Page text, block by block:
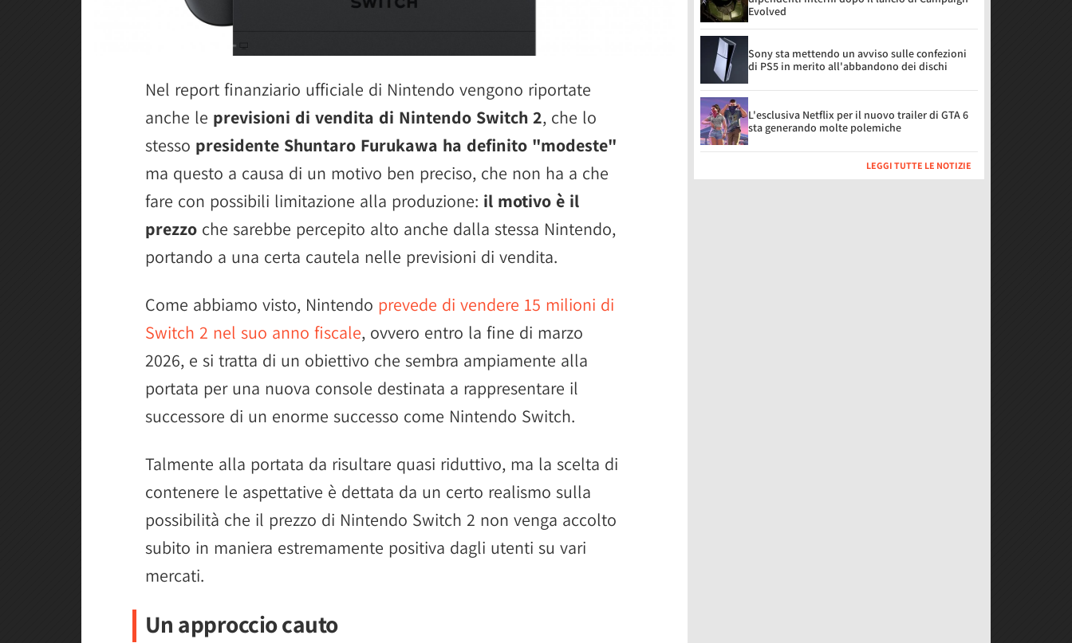
Nel report finanziario ufficiale di Nintendo vengono riportate
anche le previsioni di vendita di Nintendo Switch 2, che lo
stesso presidente Shuntaro Furukawa ha definito "modeste"
ma questo a causa di un motivo ben preciso, che non ha a che
fare con possibili limitazione alla produzione: il motivo è il
prezzo che sarebbe percepito alto anche dalla stessa Nintendo,
portando a una certa cautela nelle previsioni di vendita.
Come abbiamo visto, Nintendo prevede di vendere 15 milioni di
Switch 2 nel suo anno fiscale, ovvero entro la fine di marzo
2026, e si tratta di un obiettivo che sembra ampiamente alla
portata per una nuova console destinata a rappresentare il
successore di un enorme successo come Nintendo Switch.
Talmente alla portata da risultare quasi riduttivo, ma la scelta di
contenere le aspettative è dettata da un certo realismo sulla
possibilità che il prezzo di Nintendo Switch 2 non venga accolto
subito in maniera estremamente positiva dagli utenti su vari
mercati.
Un approccio cauto
Evolved
Sony sta mettendo un avviso sulle confezioni
di PS5 in merito all'abbandono dei dischi
L'esclusiva Netflix per il nuovo trailer di GTA 6
sta generando molte polemiche
LEGGI TUTTE LE NOTIZIE